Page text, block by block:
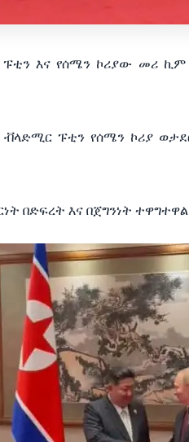
እና የሰሜን ኮሪያው መሪ
ፑቲን የሰሜን ኮሪያ
በድፍረት እና በጀግንነት